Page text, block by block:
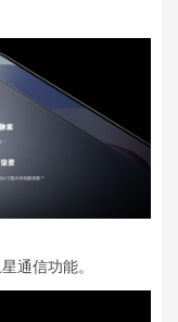
通信功能。